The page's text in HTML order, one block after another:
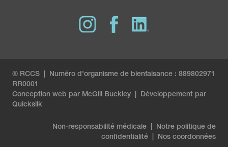
® RCCS | Numéro d'organisme de bienfaisance : 889802971
RR0001
Conception web par McGill Buckley
Développement par
Quicksilk
Non-responsabilité médicale
Notre politique de
confidentialité
Nos coordonnées